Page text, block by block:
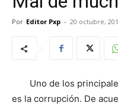
Por Editor Pxp - 20 octubre,
Uno de los
es la corrupción. De